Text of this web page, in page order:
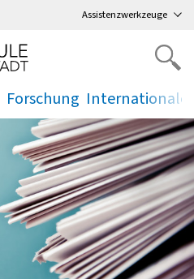
Assistenzwerkzeuge
Forschung
. .